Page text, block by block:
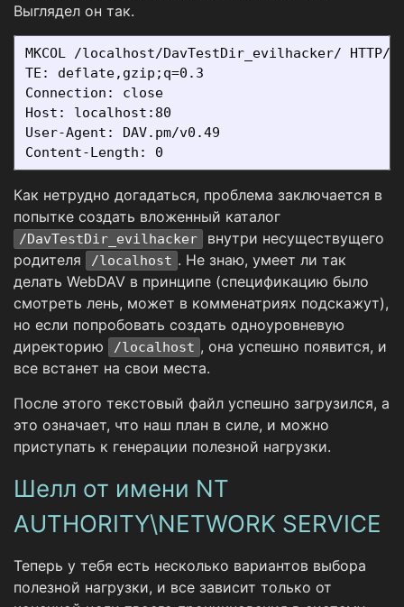
Выглядел он так.
MKCOL /localhost/DavTestDir_evilhacker/ HTTP/
TE: deflate,gzip;q=0.3
Connection: close
Host: localhost:80
User-Agent: DAV.pm/v0.49
Как нетрудно догадаться, проблема заключается в
попытке создать вложенный каталог
/DavTestDir_evilhacker
внутри несуществущего
родителя
/localhost . Не знаю, умеет ли так
делать WebDAV в принципе (спецификацию было
смотреть лень, может в комменатриях подскажут),
но если попробовать создать одноуровневую
директорию
/localhost , она успешно появится, и
все встанет на свои места.
После этого текстовый файл успешно загрузился, а
это означает, что наш план в силе, и можно
приступать к генерации полезной нагрузки.
Шелл от имени NT
AUTHORITY\NETWORK SERVICE
Теперь у тебя есть несколько вариантов выбора
полезной нагрузки, и все зависит только от